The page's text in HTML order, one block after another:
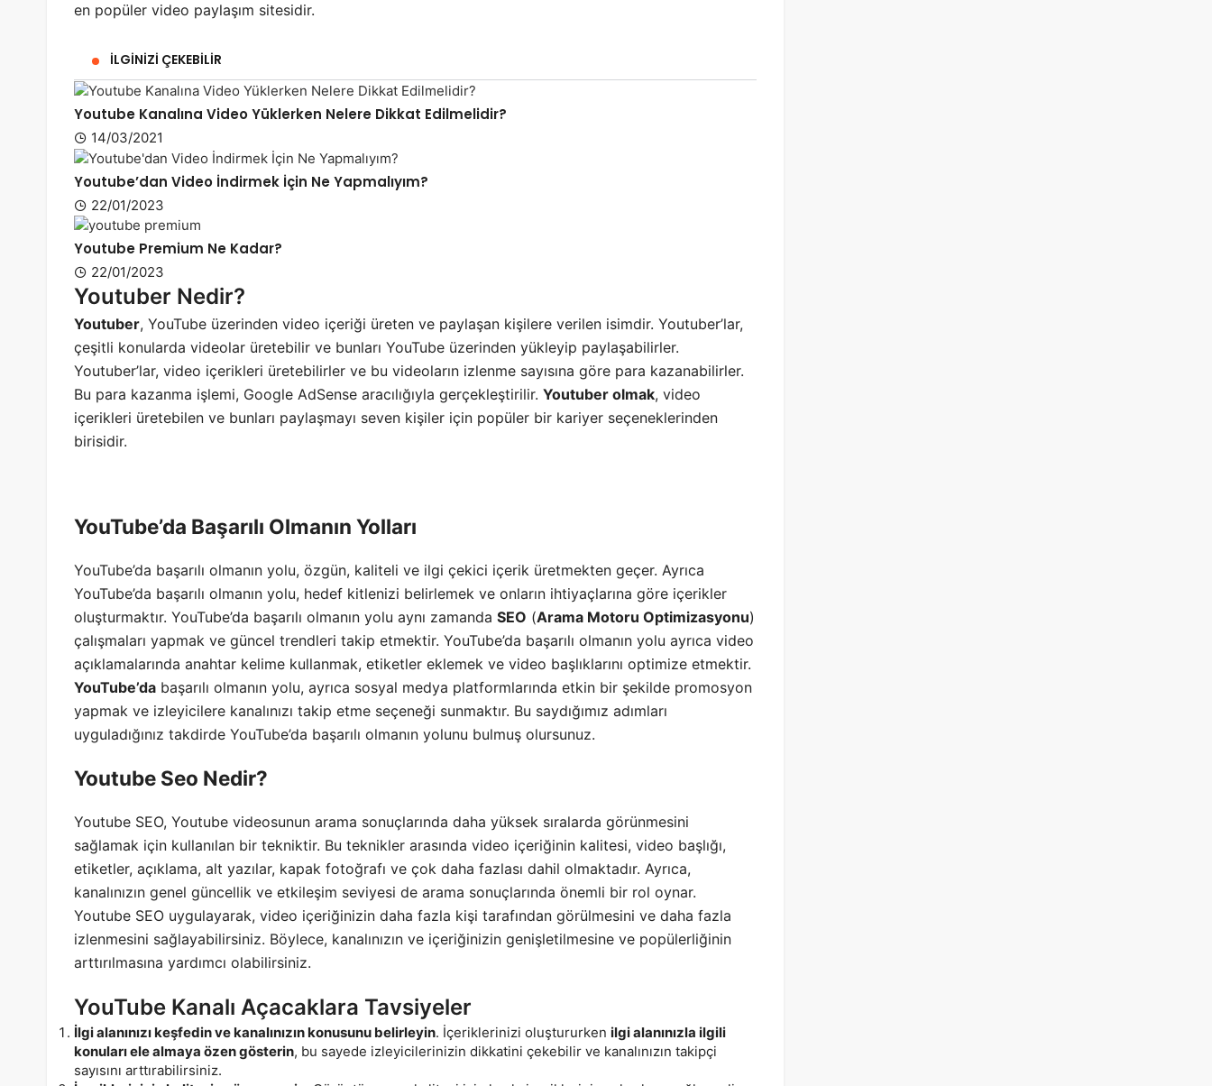
en popüler video paylaşım sitesidir.
İLGINIZI ÇEKEBILIR
Youtube Kanalına Video Yüklerken Nelere Dikkat Edilmelidir?
14/03/2021
Youtube’dan Video İndirmek İçin Ne Yapmalıyım?
22/01/2023
Youtube Premium Ne Kadar?
22/01/2023
Youtuber Nedir?
Youtuber, YouTube üzerinden video içeriği üreten ve paylaşan kişilere verilen isimdir. Youtuber’lar,
çeşitli konularda videolar üretebilir ve bunları YouTube üzerinden yükleyip paylaşabilirler.
Youtuber’lar, video içerikleri üretebilirler ve bu videoların izlenme sayısına göre para kazanabilirler.
Bu para kazanma işlemi, Google AdSense aracılığıyla gerçekleştirilir. Youtuber olmak, video
içerikleri üretebilen ve bunları paylaşmayı seven kişiler için popüler bir kariyer seçeneklerinden
birisidir.
YouTube’da Başarılı Olmanın Yolları
YouTube’da başarılı olmanın yolu, özgün, kaliteli ve ilgi çekici içerik üretmekten geçer. Ayrıca
YouTube’da başarılı olmanın yolu, hedef kitlenizi belirlemek ve onların ihtiyaçlarına göre içerikler
oluşturmaktır. YouTube’da başarılı olmanın yolu aynı zamanda SEO (Arama Motoru Optimizasyonu)
çalışmaları yapmak ve güncel trendleri takip etmektir. YouTube’da başarılı olmanın yolu ayrıca video
açıklamalarında anahtar kelime kullanmak, etiketler eklemek ve video başlıklarını optimize etmektir.
YouTube’da başarılı olmanın yolu, ayrıca sosyal medya platformlarında etkin bir şekilde promosyon
yapmak ve izleyicilere kanalınızı takip etme seçeneği sunmaktır. Bu saydığımız adımları
uyguladığınız takdirde YouTube’da başarılı olmanın yolunu bulmuş olursunuz.
Youtube Seo Nedir?
Youtube SEO, Youtube videosunun arama sonuçlarında daha yüksek sıralarda görünmesini
sağlamak için kullanılan bir tekniktir. Bu teknikler arasında video içeriğinin kalitesi, video başlığı,
etiketler, açıklama, alt yazılar, kapak fotoğrafı ve çok daha fazlası dahil olmaktadır. Ayrıca,
kanalınızın genel güncellik ve etkileşim seviyesi de arama sonuçlarında önemli bir rol oynar.
Youtube SEO uygulayarak, video içeriğinizin daha fazla kişi tarafından görülmesini ve daha fazla
izlenmesini sağlayabilirsiniz. Böylece, kanalınızın ve içeriğinizin genişletilmesine ve popülerliğinin
arttırılmasına yardımcı olabilirsiniz.
YouTube Kanalı Açacaklara Tavsiyeler
İlgi alanınızı keşfedin ve kanalınızın konusunu belirleyin. İçeriklerinizi oluştururken ilgi alanınızla ilgili
konuları ele almaya özen gösterin, bu sayede izleyicilerinizin dikkatini çekebilir ve kanalınızın takipçi
sayısını arttırabilirsiniz.